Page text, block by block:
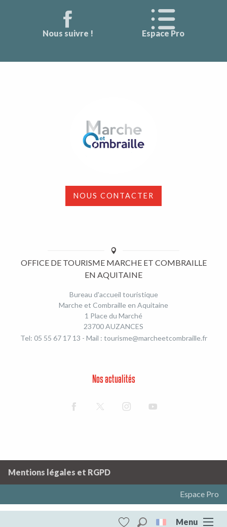
Menu
Nous suivre ! Espace Pro
NOUS CONTACTER
OFFICE DE TOURISME MARCHE ET COMBRAILLE
EN AQUITAINE
Bureau d'accueil touristique
Marche et Combraille en Aquitaine
1 Place du Marché
23700 AUZANCES
Tel: 05 55 67 17 13 - Mail : tourisme@marcheetcombraille.fr
Nos actualités
Mentions légales et RGPD
Espace Pro